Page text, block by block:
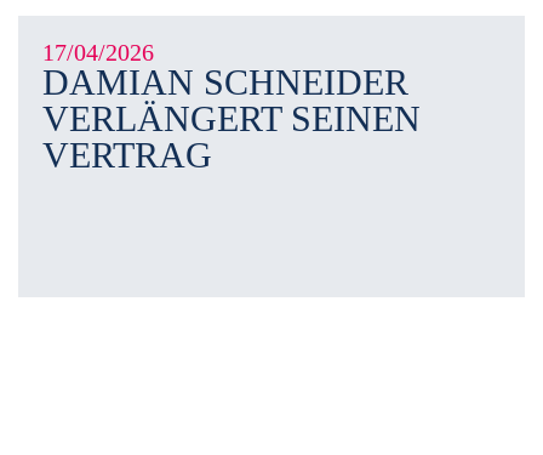
17/04/2026
DAMIAN SCHNEIDER
VERLÄNGERT SEINEN
VERTRAG